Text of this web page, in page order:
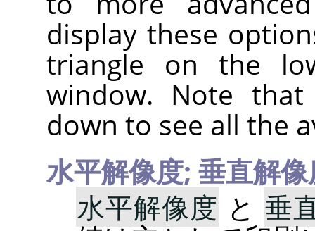
display these
triangle on the
window. Note
down to see all the
水平解像度; 垂直解
水平解像度 と 垂